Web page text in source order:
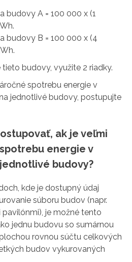
budovy A = 100 000 x (1
budovy B = 100 000 x (4
budovy, využite 2 riadky.
spotrebu energie v
jednotlivé budovy, postupujte
ak je veľmi
energie v
budovy?
kde je dostupný údaj
súboru budov (napr.
je možné tento
jednu budovu so sumárnou
rovnou súčtu celkových
budov vykurovaných